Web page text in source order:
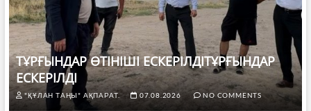
ТҰРҒЫНДАР ӨТІНІШІ ЕСКЕРІЛДІТҰРҒЫНДАР
ЕСКЕРІЛДІ
"ҚҰЛАН ТАҢЫ" АҚПАРАТ. 07.08.2026 NO COMMENTS